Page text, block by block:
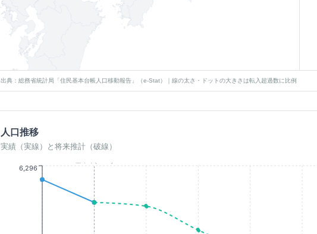
出典：総務省統計局「住民基本台帳人口移動報告」（e-Stat）｜線の太さ・ドットの大きさは転入超過数に比例
人口推移
実績（実線）と将来推計（破線）
6,296